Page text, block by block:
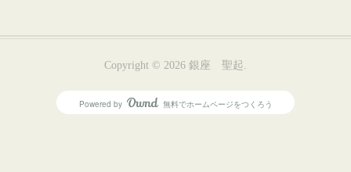
Copyright © 2026 銀座 聖起.
Powered by AmebaOwnd
無料でホームページをつくろう